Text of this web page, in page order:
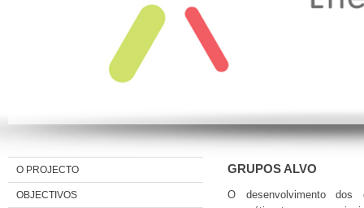
O PROJECTO
OBJECTIVOS
GRUPOS ALVO
O desenvolvimento dos